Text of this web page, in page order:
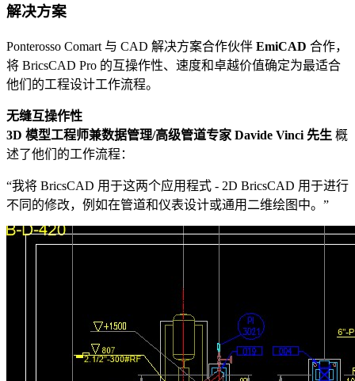
解决方案
Ponterosso Comart 与 CAD 解决方案合作伙伴 EmiCAD 合作，
将 BricsCAD Pro 的互操作性、速度和卓越价值确定为最适合
他们的工程设计工作流程。
无缝互操作性
3D 模型工程师兼数据管理/高级管道专家 Davide Vinci 先生 概
述了他们的工作流程：
“我将 BricsCAD 用于这两个应用程式 - 2D BricsCAD 用于进行
不同的修改，例如在管道和仪表设计或通用二维绘图中。”